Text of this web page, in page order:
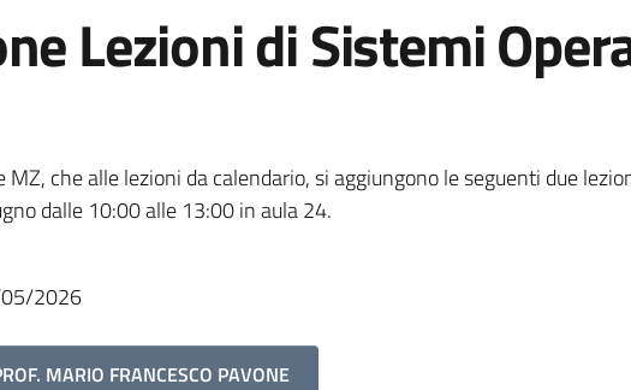
Lezioni di Sistemi
MZ, che alle lezioni da calendario, si aggiungono le seguenti due
dalle 10:00 alle 13:00 in aula 24.
2026
MARIO FRANCESCO PAVONE